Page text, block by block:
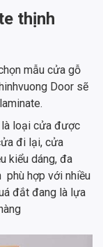
thịnh
mẫu cửa gỗ
Door sẽ
là loại cửa được
đi lại, cửa
kiểu dáng, đa
phù hợp với nhiều
đắt đang là lựa